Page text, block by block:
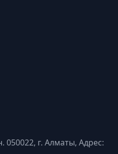
050022, г. Алматы, Адрес: